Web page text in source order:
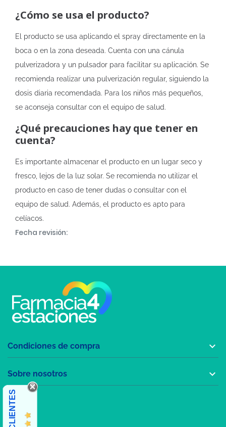
¿Cómo se usa el producto?
El producto se usa aplicando el spray directamente en la
boca o en la zona deseada. Cuenta con una cánula
pulverizadora y un pulsador para facilitar su aplicación. Se
recomienda realizar una pulverización regular, siguiendo la
dosis diaria recomendada. Para los niños más pequeños,
se aconseja consultar con el equipo de salud.
¿Qué precauciones hay que tener en
cuenta?
Es importante almacenar el producto en un lugar seco y
fresco, lejos de la luz solar. Se recomienda no utilizar el
producto en caso de tener dudas o consultar con el
equipo de salud. Además, el producto es apto para
celíacos.
Fecha revisión:
Condiciones de compra 
Sobre nosotros 